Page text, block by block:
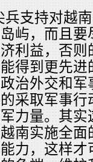
兵支持对越
屿，而且
利益，否
得到更先
治外交和
采取军事
力量。其
南实施全
力，这样